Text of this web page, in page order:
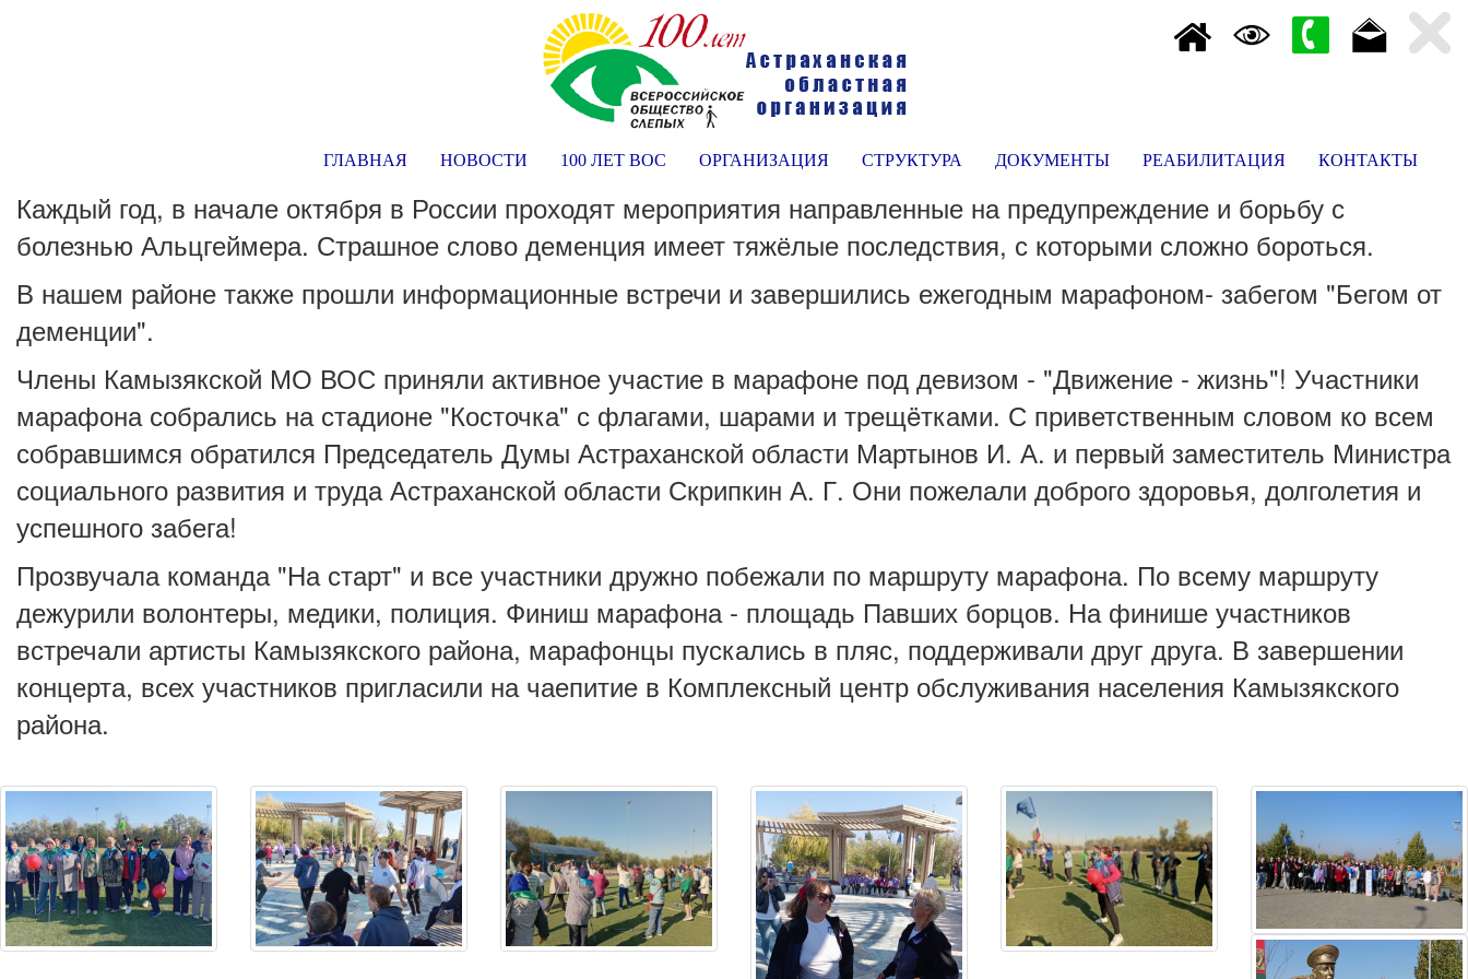
ГЛАВНАЯ НОВОСТИ 100 ЛЕТ ВОС ОРГАНИЗАЦИЯ СТРУКТУРА ДОКУМЕНТЫ РЕАБИЛИТАЦИЯ КОНТАКТЫ
Каждый год, в начале октября в России проходят мероприятия направленные на предупреждение и борьбу с
болезнью Альцгеймера. Страшное слово деменция имеет тяжёлые последствия, с которыми сложно бороться.
В нашем районе также прошли информационные встречи и завершились ежегодным марафоном- забегом "Бегом от
деменции".
Члены Камызякской МО ВОС приняли активное участие в марафоне под девизом - "Движение - жизнь"! Участники
марафона собрались на стадионе "Косточка" с флагами, шарами и трещëтками. С приветственным словом ко всем
собравшимся обратился Председатель Думы Астраханской области Мартынов И. А. и первый заместитель Министра
социального развития и труда Астраханской области Скрипкин А. Г. Они пожелали доброго здоровья, долголетия и
успешного забега!
Прозвучала команда "На старт" и все участники дружно побежали по маршруту марафона. По всему маршруту
дежурили волонтеры, медики, полиция. Финиш марафона - площадь Павших борцов. На финише участников
встречали артисты Камызякского района, марафонцы пускались в пляс, поддерживали друг друга. В завершении
концерта, всех участников пригласили на чаепитие в Комплексный центр обслуживания населения Камызякского
района.